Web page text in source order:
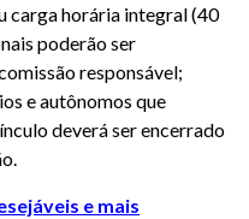
carga horária integral (40
poderão ser
responsável;
e autônomos que
deverá ser encerrado
e mais